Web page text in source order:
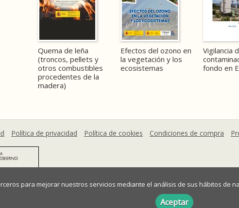
Quema de leña
(troncos, pellets y
otros combustibles
procedentes de la
madera)
Efectos del ozono en
la vegetación y los
ecosistemas
Vigilancia
fondo en
Política de privacidad Política de cookies Condiciones de compra
para mejorar nuestros servicios mediante el análisis de sus hábitos de
Aceptar